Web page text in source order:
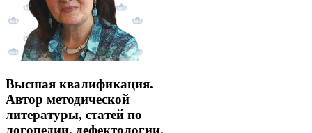
Высшая квалификация.
Автор методической
литературы, статей по
логопедии, дефектологии.